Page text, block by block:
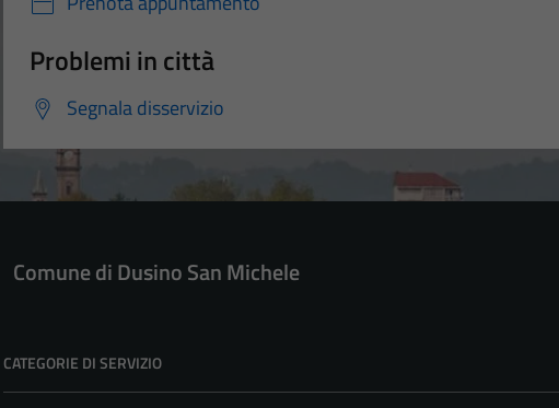
Problemi in città
Segnala disservizio
Comune di Dusino San Michele
CATEGORIE DI SERVIZIO